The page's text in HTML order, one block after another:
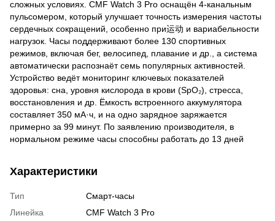
сложных условиях. CMF Watch 3 Pro оснащён 4-канальным
пульсомером, который улучшает точность измерения частоты
сердечных сокращений, особенно при运动 и вариабельности
нагрузок. Часы поддерживают более 130 спортивных
режимов, включая бег, велосипед, плавание и др., а система
автоматически распознаёт семь популярных активностей.
Устройство ведёт мониторинг ключевых показателей
здоровья: сна, уровня кислорода в крови (SpO₂), стресса,
восстановления и др. Ёмкость встроенного аккумулятора
составляет 350 мА·ч, и на одно зарядное заряжается
примерно за 99 минут. По заявлению производителя, в
нормальном режиме часы способны работать до 13 дней
Характеристики
Тип
Смарт-часы
Линейка
CMF Watch 3 Pro